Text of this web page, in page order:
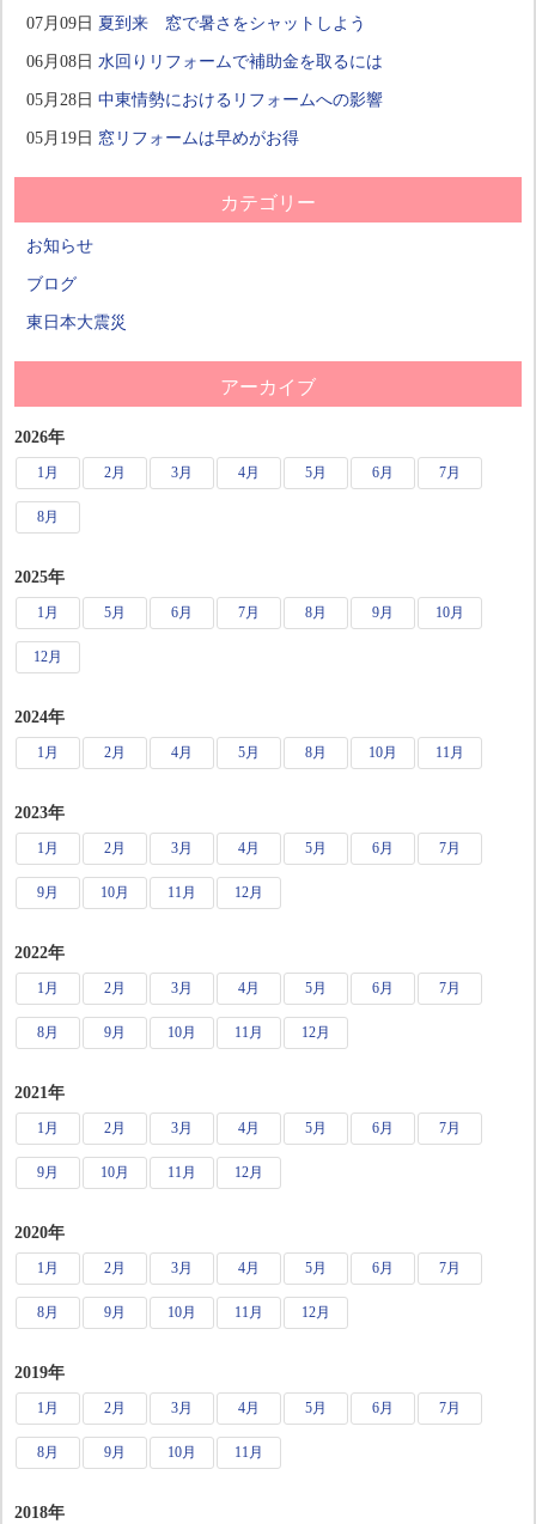
07月09日 夏到来 窓で暑さをシャットしよう
06月08日 水回りリフォームで補助金を取るには
05月28日 中東情勢におけるリフォームへの影響
05月19日 窓リフォームは早めがお得
カテゴリー
お知らせ
ブログ
東日本大震災
アーカイブ
2026年
1月 2月 3月 4月 5月 6月 7月
8月
2025年
1月 5月 6月 7月 8月 9月 10月
12月
2024年
1月 2月 4月 5月 8月 10月 11月
2023年
1月 2月 3月 4月 5月 6月 7月
9月 10月 11月 12月
2022年
1月 2月 3月 4月 5月 6月 7月
8月 9月 10月 11月 12月
2021年
1月 2月 3月 4月 5月 6月 7月
9月 10月 11月 12月
2020年
1月 2月 3月 4月 5月 6月 7月
8月 9月 10月 11月 12月
2019年
1月 2月 3月 4月 5月 6月 7月
8月 9月 10月 11月
2018年